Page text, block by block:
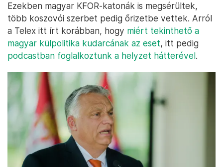
Ezekben magyar KFOR-katonák is megsérültek,
több koszovói szerbet pedig őrizetbe vettek. Arról
a Telex itt írt korábban, hogy miért tekinthető a
magyar külpolitika kudarcának az eset, itt pedig
podcastban foglalkoztunk a helyzet hátterével.